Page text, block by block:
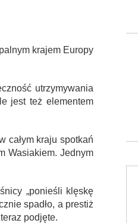
krajem Europy
utrzymywania
jest też elementem
całym kraju spotkań
Wasiakiem. Jednym
„ponieśli klęskę
spadło, a prestiż
podjęte.